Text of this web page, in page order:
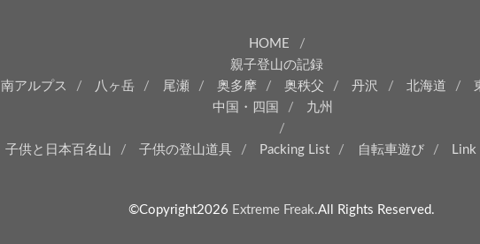
HOME
親子登山の記録
南アルプス 八ヶ岳 尾瀬 奥多摩 奥秩父 丹沢 北海道
中国・四国
九州
子供と日本百名山 子供の登山道具 Packing List 自転車遊び Link
©Copyright2026 Extreme Freak.All Rights Reserved.